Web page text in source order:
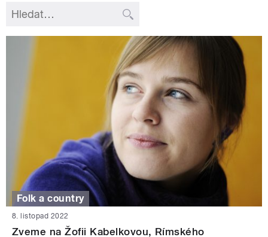
Folk a country
8. listopad 2022
Zveme na Žofii Kabelkovou, Rímského